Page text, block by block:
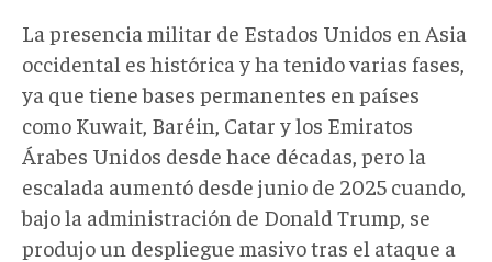
La presencia militar de Estados Unidos en Asia
occidental es histórica y ha tenido varias fases,
ya que tiene bases permanentes en países
como Kuwait, Baréin, Catar y los Emiratos
Árabes Unidos desde hace décadas, pero la
escalada aumentó desde junio de 2025 cuando,
bajo la administración de Donald Trump, se
produjo un despliegue masivo tras el ataque a